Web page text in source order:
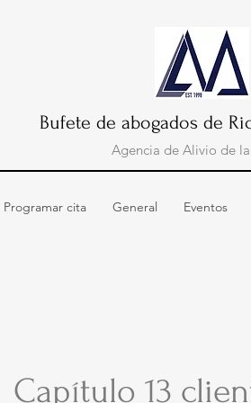
Bufete de abogados de
Agencia de Alivio de
Programar cita General Eventos
Capítulo 13